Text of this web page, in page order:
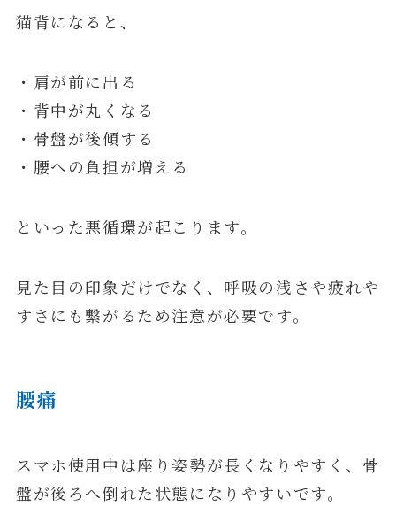
猫背になると、
・肩が前に出る
・背中が丸くなる
・骨盤が後傾する
・腰への負担が増える
といった悪循環が起こります。
見た目の印象だけでなく、呼吸の浅さや疲れや
すさにも繋がるため注意が必要です。
腰痛
スマホ使用中は座り姿勢が長くなりやすく、骨
盤が後ろへ倒れた状態になりやすいです。